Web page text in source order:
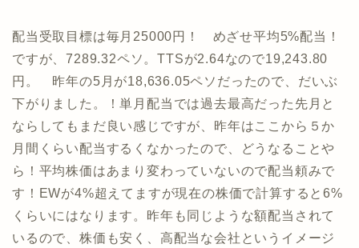
配当受取目標は毎月25000円！ めざせ平均5%配当！
ですが、7289.32ペソ。TTSが2.64なので19,243.80
円。 昨年の5月が18,636.05ペソだったので、だいぶ
下がりました。！単月配当では過去最高だった先月と
ならしてもまだ良い感じですが、昨年はここから５か
月間くらい配当するくなかったので、どうなることや
ら！平均株価はあまり変わっていないので配当頼みで
す！EWが4%超えてますが現在の株価で計算すると6%
くらいにはなります。昨年も同じような額配当されて
いるので、株価も安く、高配当な会社というイメージ